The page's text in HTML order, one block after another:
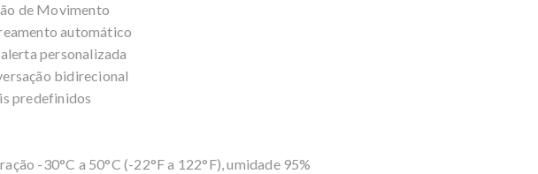
de Movimento
automático
personalizada
bidirecional
predefinidos
-30°C a 50°C (-22°F a 122°F), umidade 95%